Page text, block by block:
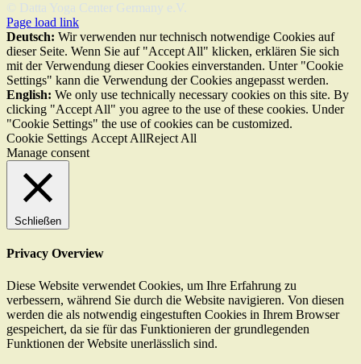
© Datta Yoga Center Germany e.V.
Page load link
Deutsch: Wir verwenden nur technisch notwendige Cookies auf
dieser Seite. Wenn Sie auf "Accept All" klicken, erklären Sie sich
mit der Verwendung dieser Cookies einverstanden. Unter "Cookie
Settings" kann die Verwendung der Cookies angepasst werden.
English: We only use technically necessary cookies on this site. By
clicking "Accept All" you agree to the use of these cookies. Under
"Cookie Settings" the use of cookies can be customized.
Cookie Settings Accept AllReject All
Manage consent
Schließen
Privacy Overview
Diese Website verwendet Cookies, um Ihre Erfahrung zu
verbessern, während Sie durch die Website navigieren. Von diesen
werden die als notwendig eingestuften Cookies in Ihrem Browser
gespeichert, da sie für das Funktionieren der grundlegenden
Funktionen der Website unerlässlich sind.